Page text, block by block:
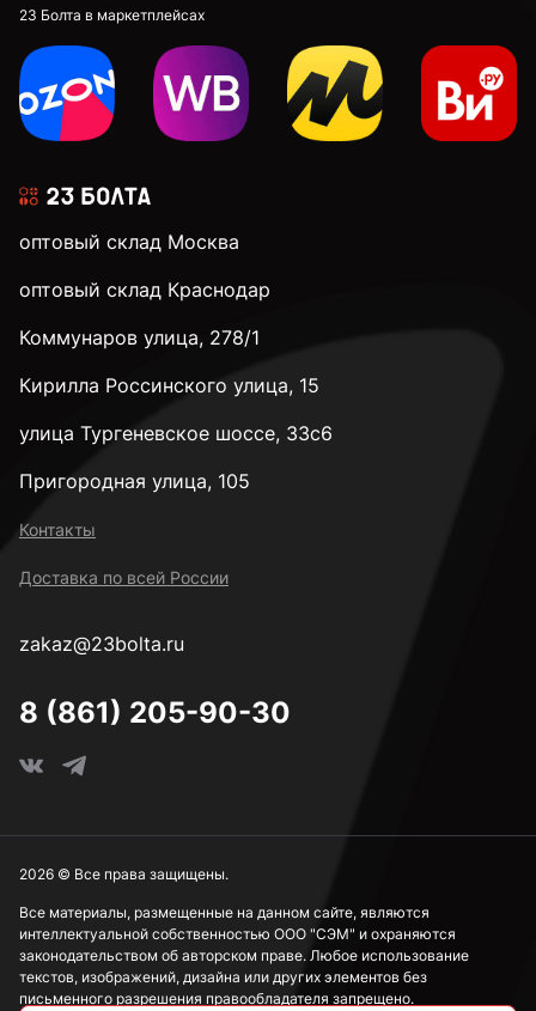
23 Болта в маркетплейсах
оптовый склад Москва
оптовый склад Краснодар
Коммунаров улица, 278/1
Кирилла Россинского улица, 15
улица Тургеневское шоссе, 33с6
Пригородная улица, 105
Контакты
Доставка по всей России
zakaz@23bolta.ru
8 (861) 205-90-30
Все материалы, размещенные на данном сайте, являются
интеллектуальной собственностью ООО "СЭМ" и охраняются
законодательством об авторском праве. Любое использование
текстов, изображений, дизайна или других элементов без
письменного разрешения правообладателя запрещено.
2026 © Все права защищены.